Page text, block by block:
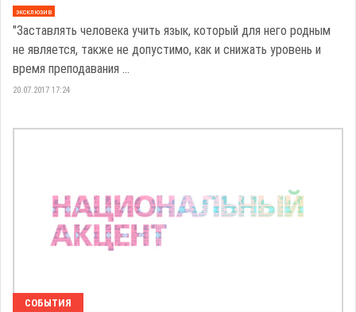
эксклюзив
"Заставлять человека учить язык, который для него родным
не является, также не допустимо, как и снижать уровень и
время преподавания ...
20.07.2017 17:24
СОБЫТИЯ